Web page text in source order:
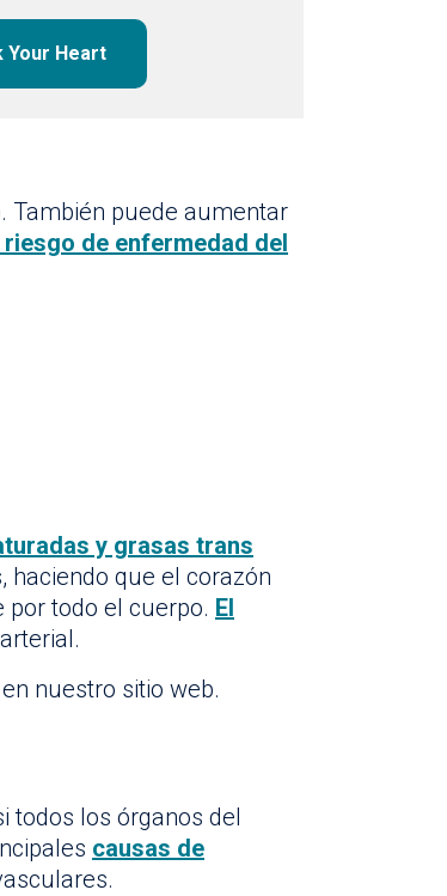
Your Heart
También puede aumentar
de enfermedad del
y grasas trans
haciendo que el corazón
todo el cuerpo. El
en nuestro sitio web.
todos los órganos del
causas de